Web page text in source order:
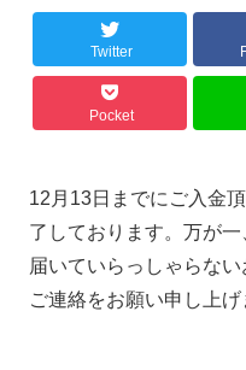
Twitter
Pocket
12月13日までにご入金
了しております。万が
届いていらっしゃらな
ご連絡をお願い申し上げ